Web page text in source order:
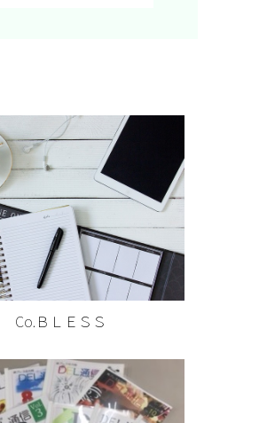
Co.ＢＬＥＳＳ